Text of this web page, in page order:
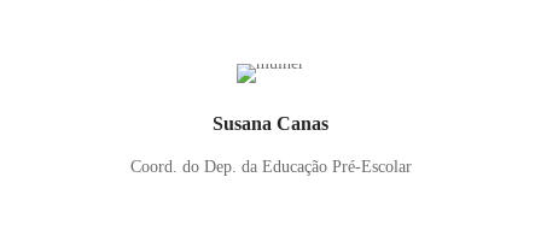
Susana Canas
Coord. do Dep. da Educação Pré-Escolar